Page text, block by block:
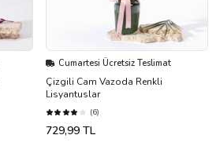
Cumartesi Ücretsiz Teslimat
Çizgili Cam Vazoda Renkli
Lisyantuslar
(6)
729,99 TL